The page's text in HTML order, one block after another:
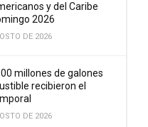
y del Caribe
2026
DE 2026
millones de galones
recibieron el
DE 2026